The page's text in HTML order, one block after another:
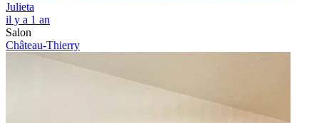
Julieta
il y a 1 an
Salon
Château-Thierry